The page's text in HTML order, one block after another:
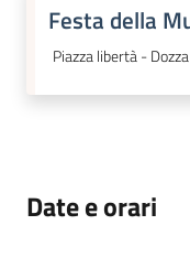
Festa della
Piazza libertà -
Date e orari